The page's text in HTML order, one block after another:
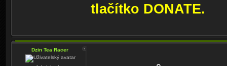
tlačítko DONATE.
Dzin Tea Racer